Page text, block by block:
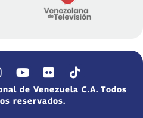
de Venezuela C.A. Todos
reservados.